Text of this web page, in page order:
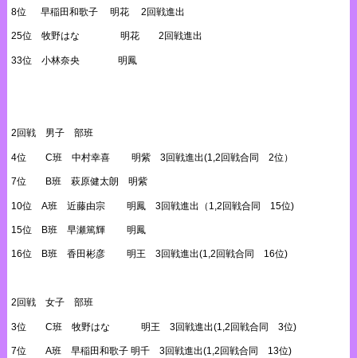
8位 早稲田和歌子 明花 2回戦進出
25位 牧野はな 明花 2回戦進出
33位 小林奈央 明鳳
2回戦 男子 部班
4位 C班 中村幸喜 明紫 3回戦進出(1,2回戦合同 2位）
7位 B班 萩原健太朗 明紫
10位 A班 近藤由宗 明鳳 3回戦進出（1,2回戦合同 15位)
15位 B班 早瀬篤輝 明鳳
16位 B班 香田彬彦 明王 3回戦進出(1,2回戦合同 16位)
2回戦 女子 部班
3位 C班 牧野はな 明王 3回戦進出(1,2回戦合同 3位)
7位 A班 早稲田和歌子 明千 3回戦進出(1,2回戦合同 13位)